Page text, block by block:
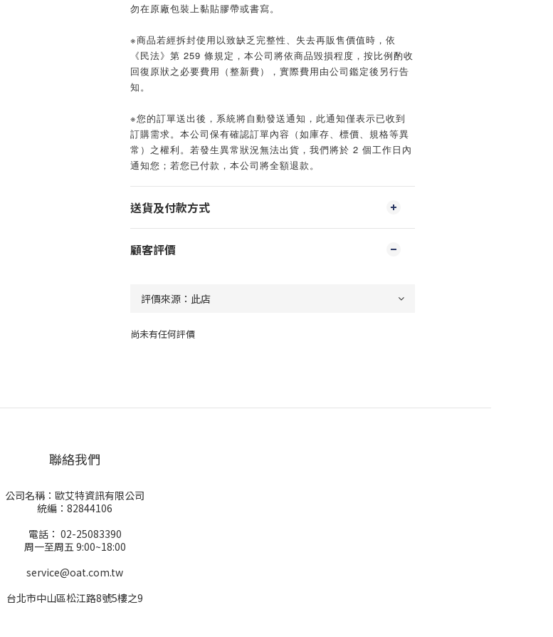
勿在原廠包裝上黏貼膠帶或書寫。
※商品若經拆封使用以致缺乏完整性、失去再販售價值時，依
《民法》第 259 條規定，本公司將依商品毀損程度，按比例酌收
回復原狀之必要費用（整新費），實際費用由公司鑑定後另行告
知。
※您的訂單送出後，系統將自動發送通知，此通知僅表示已收到
訂購需求。本公司保有確認訂單內容（如庫存、標價、規格等異
常）之權利。若發生異常狀況無法出貨，我們將於 2 個工作日內
通知您；若您已付款，本公司將全額退款。
送貨及付款方式
顧客評價
尚未有任何評價
聯絡我們
公司名稱：歐艾特資訊有限公司
統編：82844106
電話： 02-25083390
周一至周五 9:00~18:00
service@oat.com.tw
台北市中山區松江路8號5樓之9